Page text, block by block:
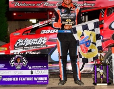
DSP 0349